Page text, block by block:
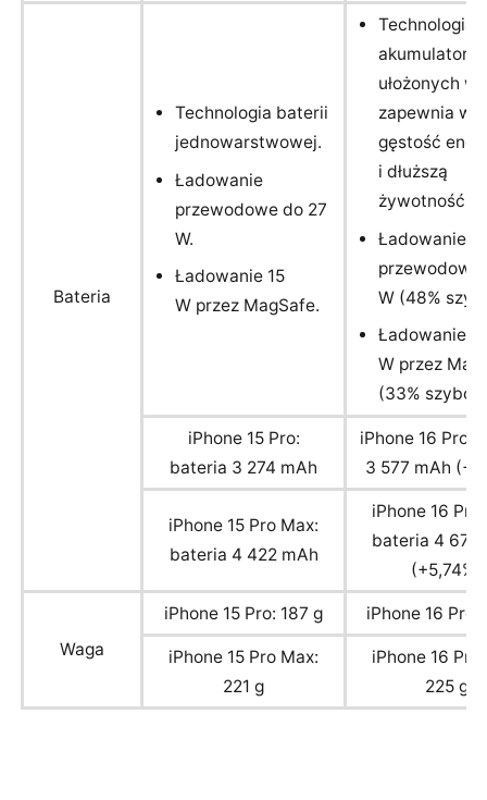
Bateria
Technologia baterii
jednowarstwowej.
Ładowanie
przewodowe do 27
W.
Ładowanie 15
W przez MagSafe.
Technologia
ułożonych w
zapewnia
gęstość
i dłuższą
żywotność.
Ładowanie
przewodowe
W (48%
Ładowanie
W przez
(33%
iPhone 15 Pro:
bateria 3 274 mAh
iPhone 16 Pro:
3 577 mAh
iPhone 15 Pro Max:
bateria 4 422 mAh
iPhone 16 Pro
bateria 4 676
(+5,74%)
Waga
iPhone 15 Pro: 187 g iPhone 16 Pro:
iPhone 15 Pro Max:
221 g
iPhone 16 Pro
225 g